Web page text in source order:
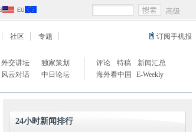
EU 高级
订阅手机报
社区 专题
外交讲坛
独家策划
风云对话
中日论坛
评论 特稿
新闻汇总
海外看中国
E-Weekly
24小时新闻排行